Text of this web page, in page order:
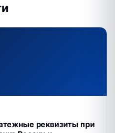
реквизиты при